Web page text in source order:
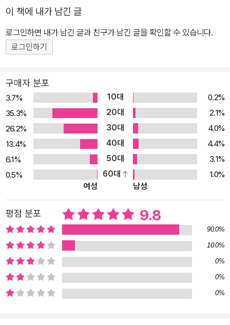
도 나약한 면모를 그린 웹툰으로, 완결 후에도 뜨거운 찬사를 받으며
독한 삶의 부조리에 방황하는 인간들이 등장하곤 한다. 삶과 인간의
본질을 더듬는 그의 만화는 진지하고 사색적이며 가볍지 않다. ‘가볍
만화가 스낵컬처로만 치부되지 않고 창작 매체로 균형을 잡아가는 데
듬직한 추가 되어줄 그의 이야기들을 기대해본다. ▶ 한 줄 소개 [10
0 Brix] 바닷가에서 우연히 만난 남자친구는 여러모로 완벽한 상대
로, 나리의 자랑이다. 그러던 어느 날 친구가 무심코 던진 말에 나리는
의심에 사로잡힌다. 남자친구가 외계인일지도 모른다는. [진지하고
싶지 않은 혜지씨] 직장인 혜지씨는 ‘진지하다’는 주변의 평가에서 벗
어나고 싶다. 진지한 이미지에서 탈출하기 위해 여러 시도를 하던 중,
공원에서 원반던지기를 하는 개와 주인을 만나게 되는데… [공룡의
그런 딸이 걱정이던 부모는 어느 날 희수에게 ‘친구가 생겼다’는 희소
식을 듣는다. 그런데 아이가 친구와 함께 찾았다며 가져온 공룡 뼈의
모양이 어딘지 이상하다. [녹슨 금과 늙은 용] 보육원 출신의 한주영
은 회계사 합격 통지를 받은 날, 이세계의 용으로부터 대량의 황금을
처분해달라는 제안을 받는다. 얼떨결에 제안을 수락하고 이세계로 와
보니 그곳에서 금은 ‘녹슬지도 않는 쓰레기’와 다름없는 존재였다.
[토마토, 나이프 그리고 입맞춤] 어느 날 음대생 서마리 앞에 ‘말하는
이 책에 내가 남긴 글
로그인하면 내가 남긴 글과 친구가 남긴 글을 확인할 수 있습니다.
로그인하기
구매자 분포
3.7% 10대
0.2%
35.3%
20대
2.1%
26.2%
30대
4.0%
13.4%
40대
4.4%
6.1%
50대
3.1%
0.5%
60대
1.0%
여성
남성
평점 분포 9.8
90.0%
10.0%
0%
0%
0%